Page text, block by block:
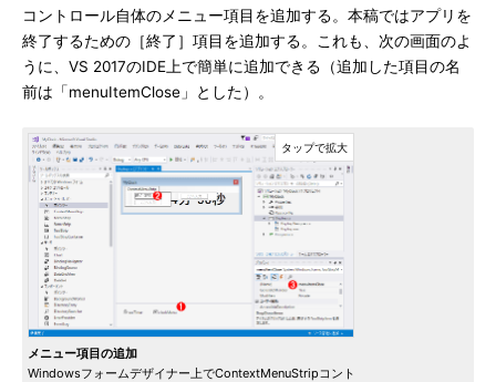
コントロール自体のメニュー項目を追加する。本稿ではアプリを
終了するための［終了］項目を追加する。これも、次の画面のよ
うに、VS 2017のIDE上で簡単に追加できる（追加した項目の名
前は「menuItemClose」とした）。
メニュー項目の追加
Windowsフォームデザイナー上でContextMenuStripコント